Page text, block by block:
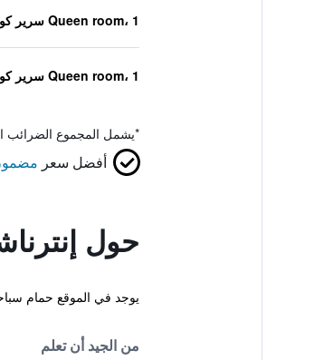
Queen room، 1 سرير كوين
Queen room، 1 سرير كوين
*يشمل المجموع الضرائب
أفضل سعر
حول
يوجد في الموقع حمام
من الجيد أن تعلم